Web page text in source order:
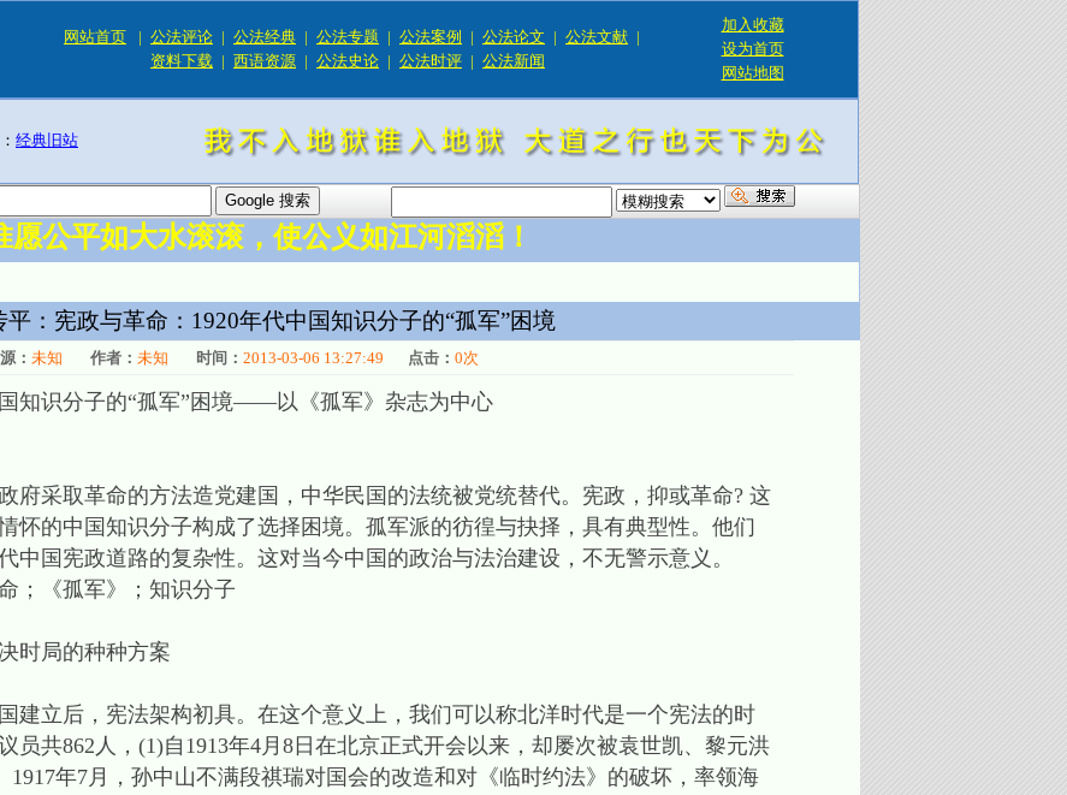
网站首页 | 公法评论 | 公法经典 | 公法专题 | 公法案例 | 公法论文 | 公法文献 |
资料下载 | 西语资源 | 公法史论 | 公法时评 | 公法新闻
加入收藏
设为首页
网站地图
经典旧站
愿公平如大水滚滚，使公义如江河滔滔！
平：宪政与革命：1920年代中国知识分子的“孤军”困境
： 未知 作者： 未知 时间： 2013-03-06 13:27:49 点击： 0次
知识分子的“孤军”困境——以《孤军》杂志为中心
采取革命的方法造党建国，中华民国的法统被党统替代。宪政，抑或革命? 这
怀的中国知识分子构成了选择困境。孤军派的彷徨与抉择，具有典型性。他们
中国宪政道路的复杂性。这对当今中国的政治与法治建设，不无警示意义。
《孤军》；知识分子
时局的种种方案
立后，宪法架构初具。在这个意义上，我们可以称北洋时代是一个宪法的时
员共862人，(1)自1913年4月8日在北京正式开会以来，却屡次被袁世凯、黎元洪
年7月，孙中山不满段祺瑞对国会的改造和对《临时约法》的破坏，率领海